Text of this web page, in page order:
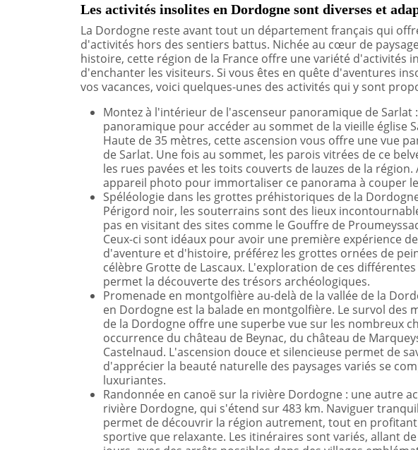
Les activités insolites en Dordogne sont diverses et
La Dordogne reste avant tout un département français qui
d'activités hors des sentiers battus. Nichée au cœur de
histoire, cette région de la France offre une variété d'activités
d'enchanter les visiteurs. Si vous êtes en quête d'aventures
vos vacances, voici quelques-unes des activités qui y sont
Montez à l'intérieur de l'ascenseur panoramique de
panoramique pour accéder au sommet de la vieille église
Haute de 35 mètres, cette ascension vous offre une vue
de Sarlat. Une fois au sommet, les parois vitrées de ce
les rues pavées et les toits couverts de lauzes de la
appareil photo pour immortaliser ce panorama à couper
Spéléologie dans les grottes préhistoriques de la
Périgord noir, les souterrains sont des lieux
pas en visitant des sites comme le Gouffre de
Ceux-ci sont idéaux pour avoir une première expérience
d'aventure et d'histoire, préférez les grottes ornées de
célèbre Grotte de Lascaux. L'exploration de ces
permet la découverte des trésors archéologiques.
Promenade en montgolfière au-delà de la vallée de la
en Dordogne est la balade en montgolfière. Le survol des
de la Dordogne offre une superbe vue sur les nombreux
occurrence du château de Beynac, du château de
Castelnaud. L'ascension douce et silencieuse permet de
d'apprécier la beauté naturelle des paysages variés se
luxuriantes.
Randonnée en canoë sur la rivière Dordogne : une autre
rivière Dordogne, qui s'étend sur 483 km. Naviguer
permet de découvrir la région autrement, tout en
sportive que relaxante. Les itinéraires sont variés, allant